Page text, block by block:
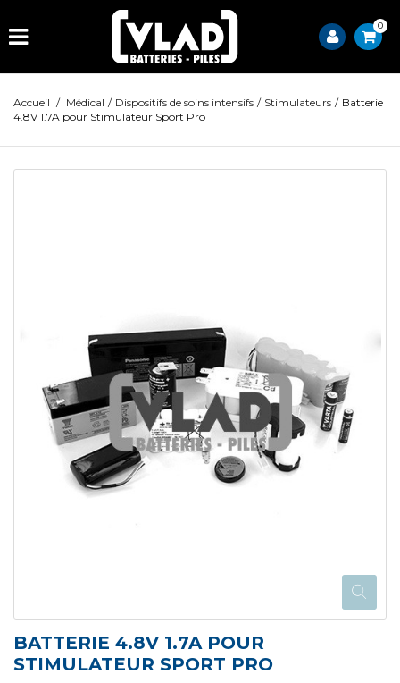
0
Accueil / Médical / Dispositifs de soins intensifs / Stimulateurs / Batterie
4.8V 1.7A pour Stimulateur Sport Pro
BATTERIE 4.8V 1.7A POUR
STIMULATEUR SPORT PRO